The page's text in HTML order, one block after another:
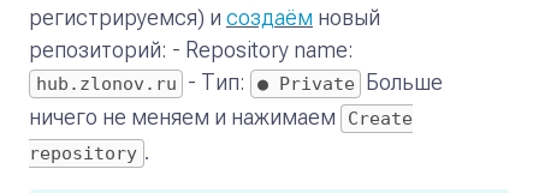
регистрируемся) и создаём новый
репозиторий: - Repository name:
hub.zlonov.ru - Тип: ● Private
Больше
ничего не меняем и нажимаем
Create
repository .